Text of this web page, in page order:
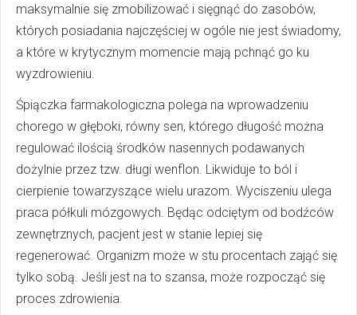
maksymalnie się zmobilizować i sięgnąć do zasobów,
których posiadania najczęściej w ogóle nie jest świadomy,
a które w krytycznym momencie mają pchnąć go ku
wyzdrowieniu.
Śpiączka farmakologiczna polega na wprowadzeniu
chorego w głęboki, równy sen, którego długość można
regulować ilością środków nasennych podawanych
dożylnie przez tzw. długi wenflon. Likwiduje to ból i
cierpienie towarzyszące wielu urazom. Wyciszeniu ulega
praca półkuli mózgowych. Będąc odciętym od bodźców
zewnętrznych, pacjent jest w stanie lepiej się
regenerować. Organizm może w stu procentach zająć się
tylko sobą. Jeśli jest na to szansa, może rozpocząć się
proces zdrowienia.